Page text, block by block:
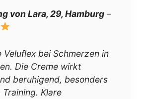
von Lara, 29, Hamburg –
Veluflex bei Schmerzen in
Die Creme wirkt
beruhigend, besonders
Klare